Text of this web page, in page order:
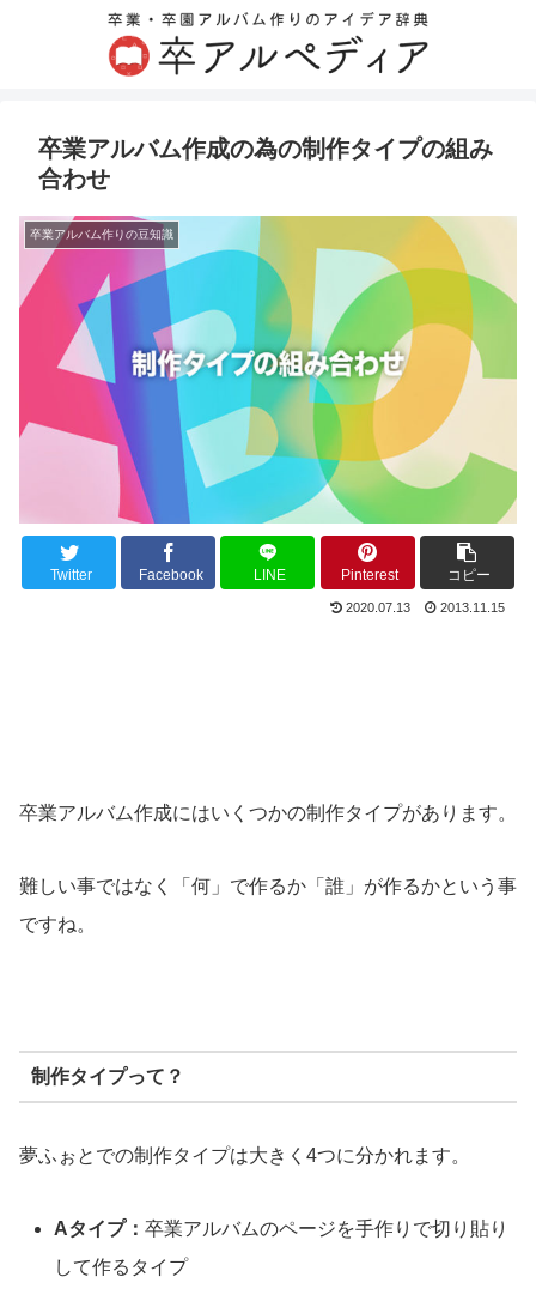
卒業アルバム作成の為の制作タイプの組み
合わせ
卒業アルバム作りの豆知識
Twitter Facebook LINE Pinterest コピー
2020.07.13 2013.11.15
卒業アルバム作成にはいくつかの制作タイプがあります。
難しい事ではなく「何」で作るか「誰」が作るかという事
ですね。
制作タイプって？
夢ふぉとでの制作タイプは大きく4つに分かれます。
Aタイプ：卒業アルバムのページを手作りで切り貼り
して作るタイプ